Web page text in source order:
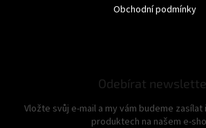
Obchodní podmínky
Odebírat
Vložte svůj e-mail a my vám budeme
produktech na našem e-